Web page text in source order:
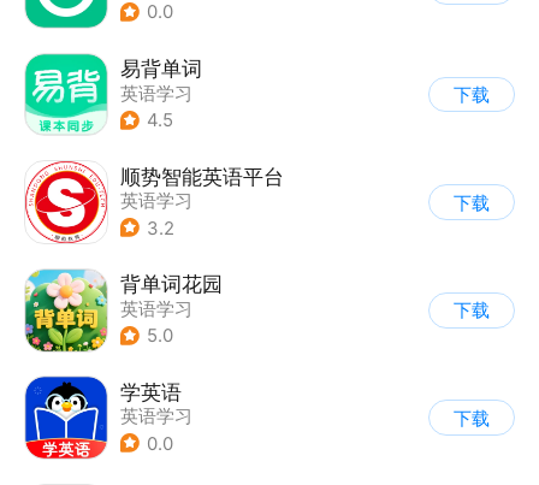
0.0
易背单词
英语学习
4.5
下载
顺势智能英语平台
英语学习
3.2
下载
背单词花园
英语学习
5.0
下载
学英语
英语学习
0.0
下载